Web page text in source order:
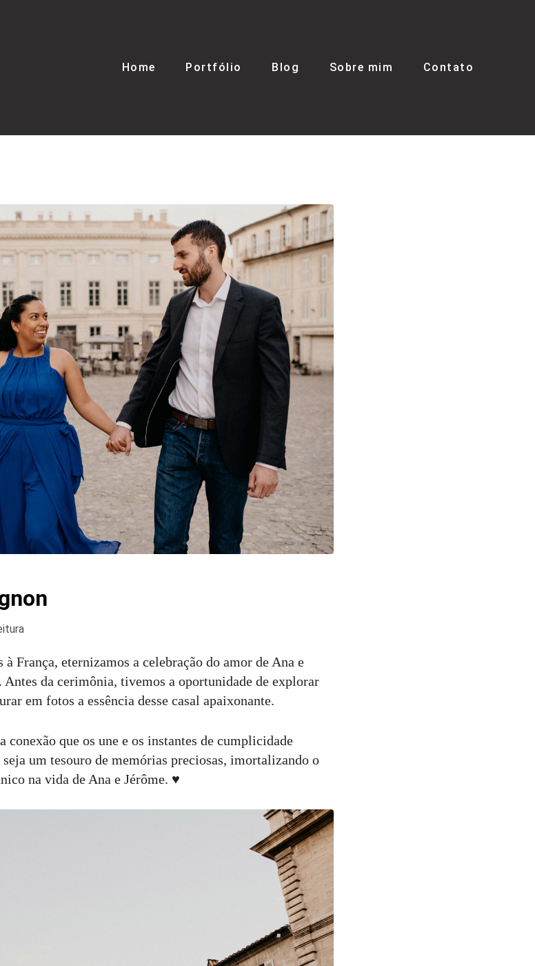
Home Portfólio Blog Sobre mim Contato
França, eternizamos a celebração do amor de Ana e
da cerimônia, tivemos a oportunidade de explorar
em fotos a essência desse casal apaixonante.
conexão que os une e os instantes de cumplicidade
um tesouro de memórias preciosas, imortalizando o
na vida de Ana e Jérôme. ♥